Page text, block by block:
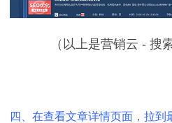
（以上是营销云 - 搜
四、在查看文章详情页面，拉